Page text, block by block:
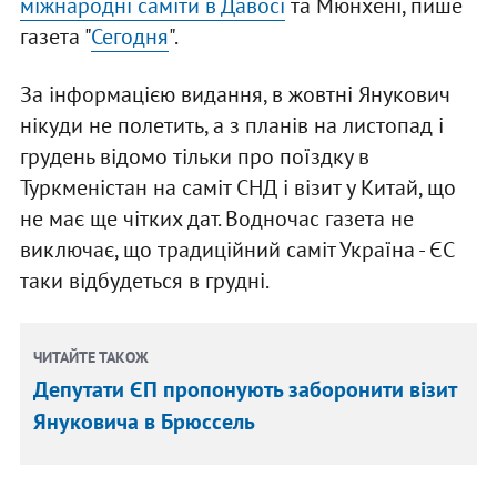
міжнародні саміти в Давосі та Мюнхені, пише
газета "Сегодня".
За інформацією видання, в жовтні Янукович
нікуди не полетить, а з планів на листопад і
грудень відомо тільки про поїздку в
Туркменістан на саміт СНД і візит у Китай, що
не має ще чітких дат. Водночас газета не
виключає, що традиційний саміт Україна - ЄС
таки відбудеться в грудні.
ЧИТАЙТЕ ТАКОЖ
Депутати ЄП пропонують заборонити візит
Януковича в Брюссель